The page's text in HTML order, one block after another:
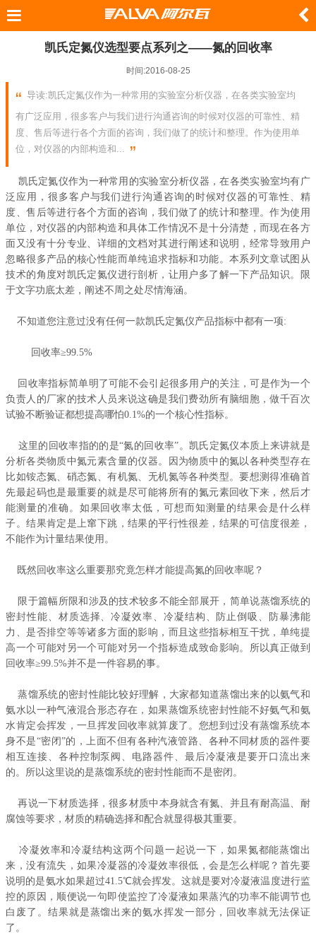
凯氏定氮仪选型要点系列之——氮的回收率
时间:2016-08-25
导读:凯氏定氮仪作为一种常用的实验室分析仪器，在各类实验室均
有广泛应用，很多客户与我们进行沟通咨询的时候对仪器的可靠性、精
度、售后等进行各个方面的咨询，我们做了的统计和整理。作为使用单
位，对仪器的内部构造和...
凯氏定氮仪作为一种常用的实验室分析仪器，在各类实验室均有广
泛应用，很多客户与我们进行沟通咨询的时候对仪器的可靠性、精
度、售后等进行各个方面的咨询，我们做了的统计和整理。作为使用
单位，对仪器的内部构造和具体工作情况不是十分清楚，而现在各方
面又没有十分专业、详细的文档对其进行阐述和说明，经常导致用户
忽略很多产品的核心性能而单纯追求指标和功能。本系列文章试图从
技术的角度对凯氏定氮仪进行剖析，让用户多了解一下产品知识。限
于文字功底太差，阐述不周之处尽情海涵。
不知道您注意过没有任何一款凯氏定氮仪产品指标中都有一项:
回收率≥99.5%
回收率指标简单明了可能不会引起很多用户的关注，可是作为一个
负责人的厂家的技术人员来说这确是我们费劲所有脑细胞，做千百次
试验不断验证都想提高哪怕0.1%的一个核心性指标。
这里的回收率指的的是“氮的回收率”。凯氏定氮仪本质上来讲就是
分析各类物质中氮元素含量的仪器。因为物质中的氮以各种类型存在
比如铵态氮、硝态氮、有机氮、无机氮等各种类型。要想测得准确首
先最起码也是最重要的就是尽可能将所有的氮元素回收下来，然后才
能测量的准确。如果回收率太低，可想而知测量的结果会是什么样
子。结果肯定是上窜下跳，结果的平行性很差，结果的可信度很差，
不能作为计量结果使用。
既然回收率这么重要那究竟怎样才能提高氮的回收率呢？
限于篇幅所限和涉及的技术较多不能全部展开，简单说蒸馏系统的
密封性能、材质选择、冷凝效率、冷凝结构、防止倒吸、防暴沸能
力、是否排空等等诸多方面的影响，而且这些指标相互干扰，单纯提
高一个可能对另一个可能对另一个指标造成致命影响。所以真正做到
回收率≥99.5%并不是一件容易的事。
蒸馏系统的密封性能比较好理解，大家都知道蒸馏出来的以氨气和
氨水以一种气液混合形态存在，如果蒸馏系统密封性能不好氨气和氨
水肯定会挥发，一旦挥发回收率就算废了。您想到过没有蒸馏系统本
身不是“密闭”的，上面不但有各种汽液管路、各种不同材质的器件要
相互连接、各种控制泵阀、电路器件、最后冷凝液是要开口流出来
的。所以这里说的是蒸馏系统的密封性能而不是密闭。
再说一下材质选择，很多材质中本身就含有氮、并且有耐高温、耐
腐蚀等要求，材质的精确选择和配合就显得极其重要。
冷凝效率和冷凝结构这两个问题一起说一下，如果氮都能蒸馏出
来，没有流失，如果冷凝器的冷凝效率很低，会是怎么样呢？首先要
说明的是氨水如果超过41.5℃就会挥发。这就是要对冷凝液温度进行监
控的原因，顺便说一句即使监控了冷凝液如果蒸汽的功率不能调节也
白废了。结果就是蒸馏出来的氨水挥发一部分，回收率就无法保证
了。